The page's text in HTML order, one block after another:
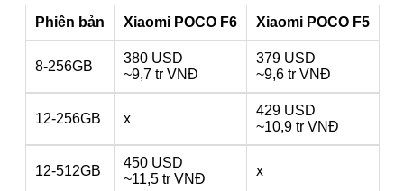
Phiên bản Xiaomi POCO F6 Xiaomi POCO F5
8-256GB
380 USD
~9,7 tr VNĐ
379 USD
~9,6 tr VNĐ
12-256GB x
429 USD
~10,9 tr VNĐ
12-512GB
450 USD
~11,5 tr VNĐ
x